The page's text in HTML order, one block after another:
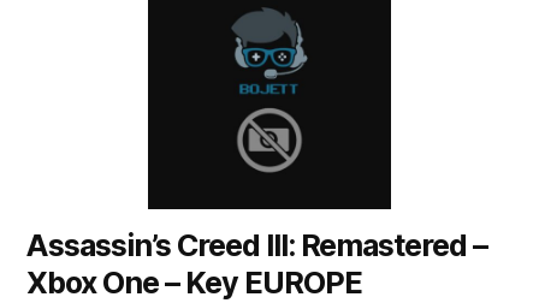
Assassin’s Creed III: Remastered –
Xbox One – Key EUROPE